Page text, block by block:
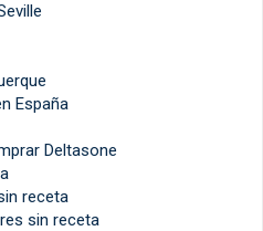
España
Deltasone
receta
sin receta